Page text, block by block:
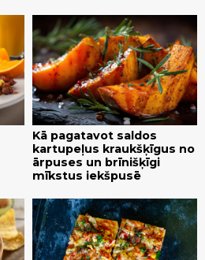
Kā pagatavot saldos
kartupeļus kraukšķīgus no
ārpuses un brīnišķīgi
mīkstus iekšpusē